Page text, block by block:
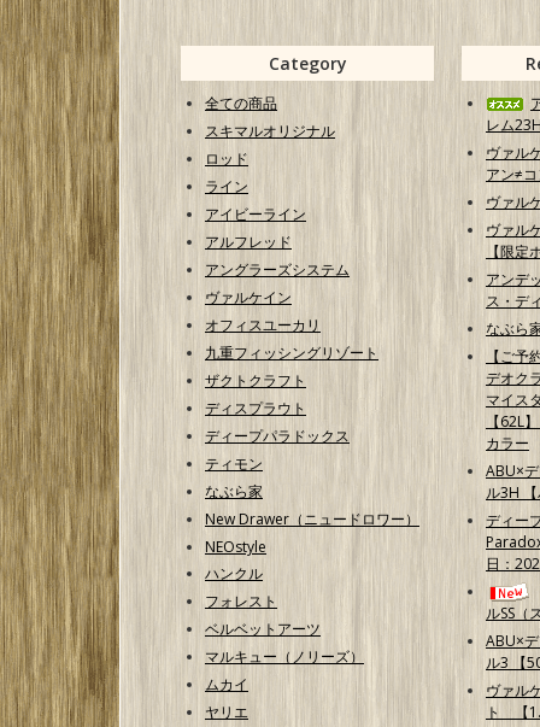
Category
全ての商品
スキマルオリジナル
ロッド
ライン
アイビーライン
アルフレッド
アングラーズシステム
ヴァルケイン
オフィスユーカリ
九重フィッシングリゾート
ザクトクラフト
ディスプラウト
ディープパラドックス
ティモン
なぶら家
New Drawer（ニュードロワー）
NEOstyle
ハンクル
フォレスト
ベルベットアーツ
マルキュー（ノリーズ）
ムカイ
ヤリエ
レム
ヴァル
アン≠
ヴァル
ヴァル
【限定
アンデ
ス・デ
なぶら
【ご
デオク
マイス
【62L
カラー
ABU×
ル3H
ディー
日：
ルSS（
ABU×
ル3 【
ヴァル
ト 【